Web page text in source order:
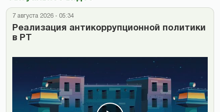
7 августа 2026 - 05:34
Реализация антикоррупционной политики
в РТ